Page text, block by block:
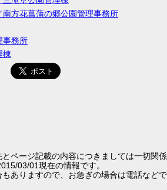
方花菖蒲の郷公園管理事務所
事務所
棟
ページ記載の内容につきましては一切関係
03/01現在の情報です。
ありますので、お急ぎの場合は電話などで